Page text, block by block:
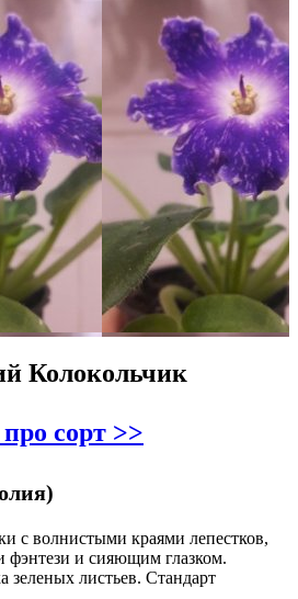
Колокольчик
сорт >>
с волнистыми краями лепестков,
и сияющим глазком.
зеленых листьев. Стандарт